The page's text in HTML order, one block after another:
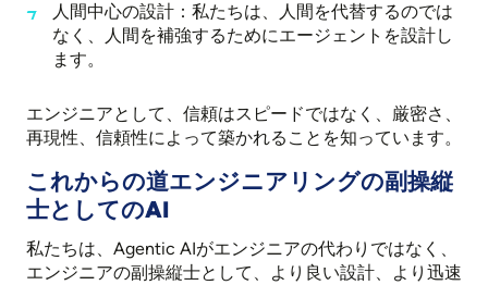
人間中心の設計：私たちは、人間を代替するのでは
なく、人間を補強するためにエージェントを設計し
ます。
エンジニアとして、信頼はスピードではなく、厳密さ、
再現性、信頼性によって築かれることを知っています。
これからの道エンジニアリングの副操縦
士としてのAI
私たちは、Agentic AIがエンジニアの代わりではなく、
エンジニアの副操縦士として、より良い設計、より迅速